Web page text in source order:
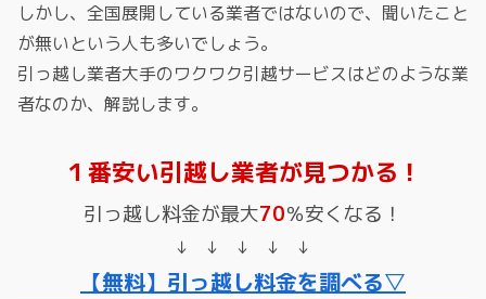
しかし、全国展開している業者ではないので、聞いたこと
が無いという人も多いでしょう。
引っ越し業者大手のワクワク引越サービスはどのような業
者なのか、解説します。
１番安い引越し業者が見つかる！
引っ越し料金が最大70％安くなる！
↓ ↓ ↓ ↓ ↓
【無料】引っ越し料金を調べる▽